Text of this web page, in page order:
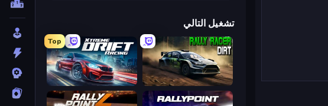
تشغيل التالي
Rally Racer Dirt
Top
Xtreme DRIFT Racing